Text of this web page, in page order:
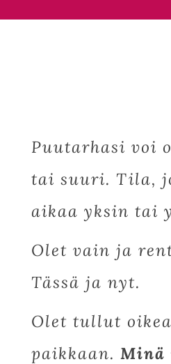
Puutarhasi voi
tai suuri. Tila,
aikaa yksin tai
Olet vain ja
Tässä ja nyt.
Olet tullut
paikkaan. Minä